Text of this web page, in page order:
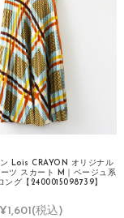
ン Lois CRAYON オリジナル
ツ スカート M｜ベージュ系
ング【2400015098739】
¥1,601 (税込)